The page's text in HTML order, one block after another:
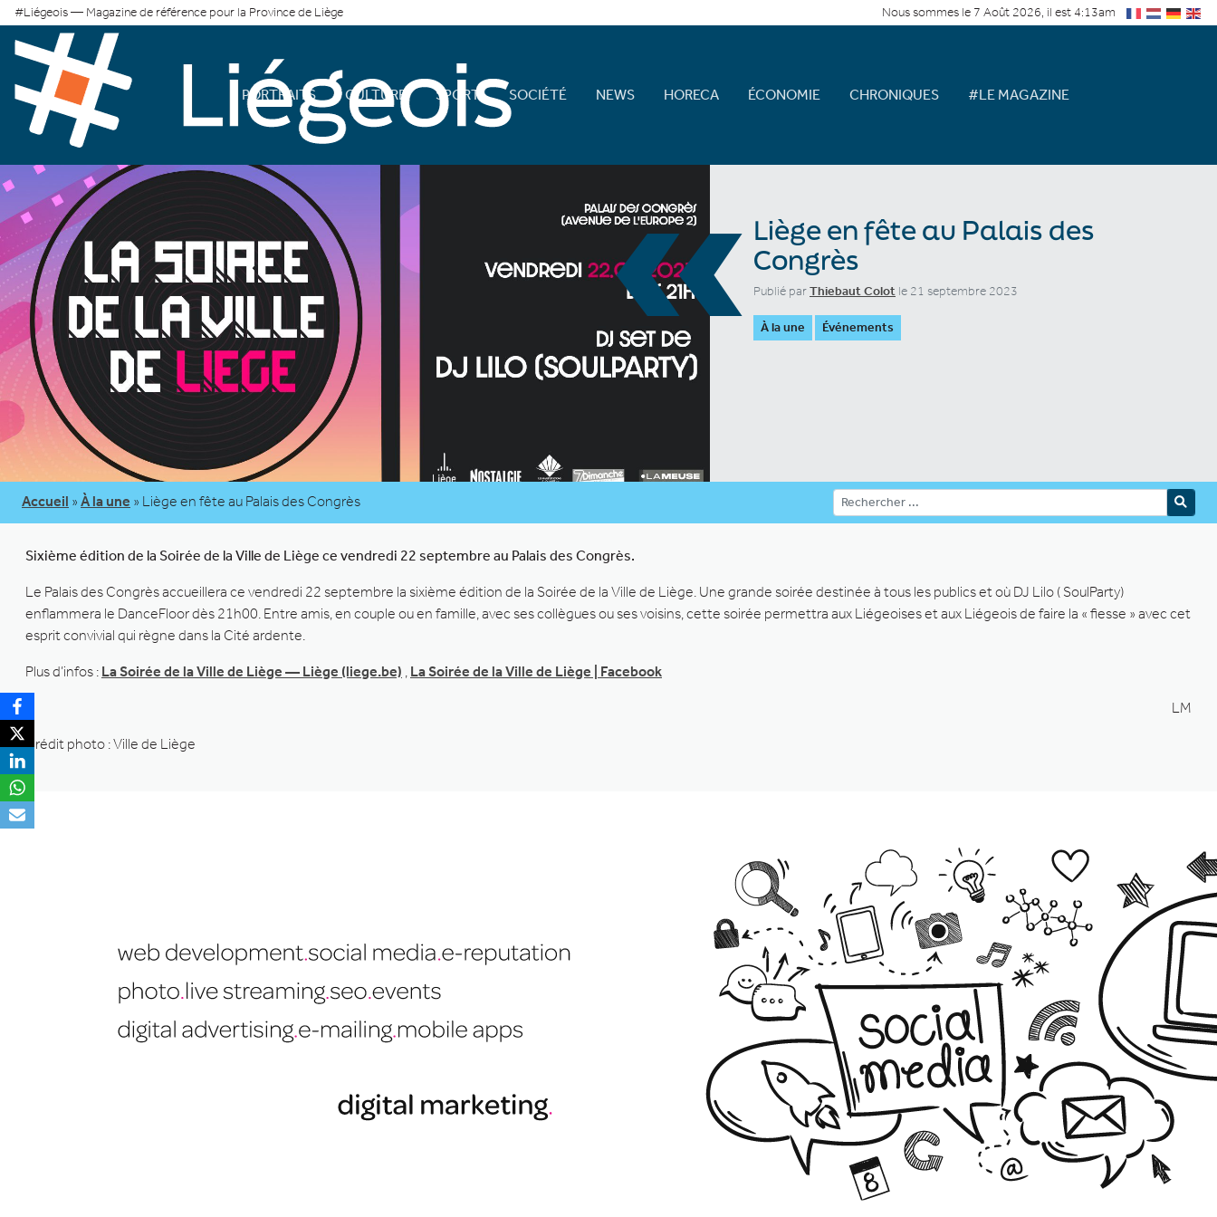
#Liégeois — Magazine de référence pour la Province de Liège Nous sommes le 7 Août 2026, il est 4:13am
PORTRAITS CULTURE SPORT SOCIÉTÉ NEWS HORECA ÉCONOMIE CHRONIQUES #LE MAGAZINE
«Liège en fête au Palais des
Congrès
Publié parThiebaut Colot le 21 septembre 2023
À la une Événements
Accueil » À la une » Liège en fête au Palais des Congrès
Sixième édition de la Soirée de la Ville de Liège ce vendredi 22 septembre au Palais des Congrès.
Le Palais des Congrès accueillera ce vendredi 22 septembre la sixième édition de la Soirée de la Ville de Liège. Une grande soirée destinée à tous les publics et où DJ Lilo ( SoulParty)
enflammera le DanceFloor dès 21h00. Entre amis, en couple ou en famille, avec ses collègues ou ses voisins, cette soirée permettra aux Liégeoises et aux Liégeois de faire la « fiesse » avec cet
esprit convivial qui règne dans la Cité ardente.
Plus d’infos : La Soirée de la Ville de Liège — Liège (liege.be) , La Soirée de la Ville de Liège | Facebook
LM
Crédit photo : Ville de Liège